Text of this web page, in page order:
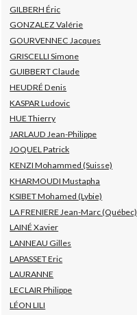
GILBERH Éric
GONZALEZ Valérie
GOURVENNEC Jacques
GRISCELLI Simone
GUIBBERT Claude
HEUDRÉ Denis
KASPAR Ludovic
HUE Thierry
JARLAUD Jean-Philippe
JOQUEL Patrick
KENZI Mohammed (Suisse)
KHARMOUDI Mustapha
KSIBET Mohamed (Lybie)
LA FRENIERE Jean-Marc (Québec)
LAINÉ Xavier
LANNEAU Gilles
LAPASSET Eric
LAURANNE
LECLAIR Philippe
LÉON LILI